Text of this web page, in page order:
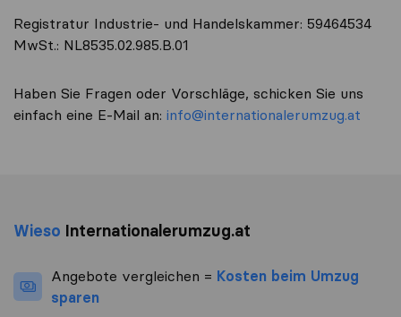
Registratur Industrie- und Handelskammer: 59464534
MwSt.: NL8535.02.985.B.01
Haben Sie Fragen oder Vorschläge, schicken Sie uns
einfach eine E-Mail an: info@internationalerumzug.at
Wieso Internationalerumzug.at
Angebote vergleichen = Kosten beim Umzug
sparen